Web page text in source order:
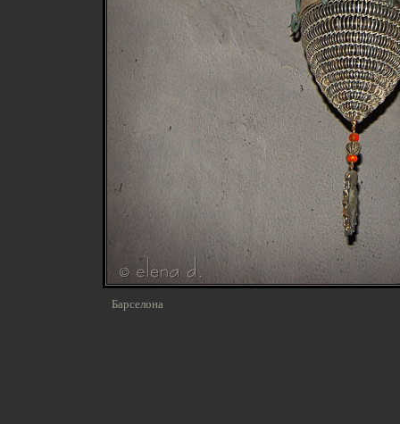
Барселона